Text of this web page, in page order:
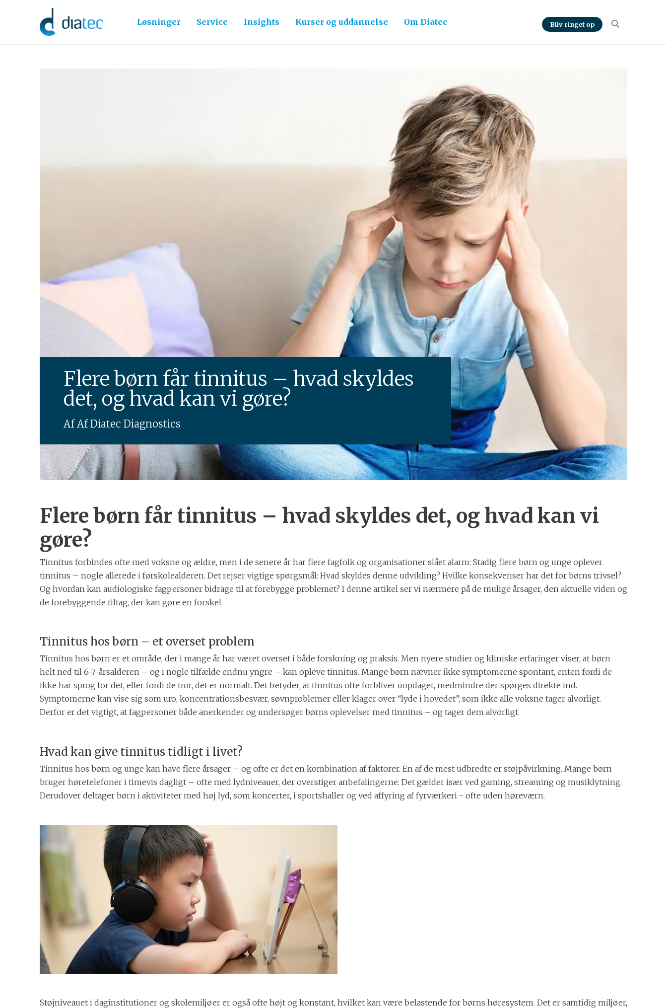
Løsninger Service Insights Kurser og uddannelse Om Diatec Bliv ringet op
Flere børn får tinnitus – hvad skyldes
det, og hvad kan vi gøre?
Af Af Diatec Diagnostics
Flere børn får tinnitus – hvad skyldes det, og hvad kan vi
gøre?
Tinnitus forbindes ofte med voksne og ældre, men i de senere år har flere fagfolk og organisationer slået alarm: Stadig flere børn og unge oplever
tinnitus – nogle allerede i førskolealderen. Det rejser vigtige spørgsmål: Hvad skyldes denne udvikling? Hvilke konsekvenser har det for børns trivsel?
Og hvordan kan audiologiske fagpersoner bidrage til at forebygge problemet? I denne artikel ser vi nærmere på de mulige årsager, den aktuelle viden og
de forebyggende tiltag, der kan gøre en forskel.
Tinnitus hos børn – et overset problem
Tinnitus hos børn er et område, der i mange år har været overset i både forskning og praksis. Men nyere studier og kliniske erfaringer viser, at børn
helt ned til 6-7-årsalderen – og i nogle tilfælde endnu yngre – kan opleve tinnitus. Mange børn nævner ikke symptomerne spontant, enten fordi de
ikke har sprog for det, eller fordi de tror, det er normalt. Det betyder, at tinnitus ofte forbliver uopdaget, medmindre der spørges direkte ind.
Symptomerne kan vise sig som uro, koncentrationsbesvær, søvnproblemer eller klager over “lyde i hovedet”, som ikke alle voksne tager alvorligt.
Derfor er det vigtigt, at fagpersoner både anerkender og undersøger børns oplevelser med tinnitus – og tager dem alvorligt.
Hvad kan give tinnitus tidligt i livet?
Tinnitus hos børn og unge kan have flere årsager – og ofte er det en kombination af faktorer. En af de mest udbredte er støjpåvirkning. Mange børn
bruger høretelefoner i timevis dagligt – ofte med lydniveauer, der overstiger anbefalingerne. Det gælder især ved gaming, streaming og musiklytning.
Derudover deltager børn i aktiviteter med høj lyd, som koncerter, i sportshaller og ved affyring af fyrværkeri - ofte uden høreværn.
Støjniveauet i daginstitutioner og skolemiljøer er også ofte højt og konstant, hvilket kan være belastende for børns høresystem. Det er samtidig miljøer,